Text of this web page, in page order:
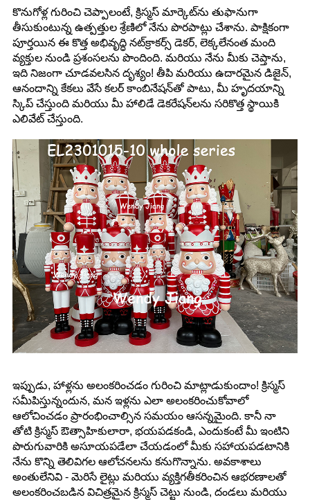
కొనుగోళ్ల గురించి చెప్పాలంటే, క్రిస్మస్ మార్కెట్‌ను తుఫానుగా
తీసుకుంటున్న ఉత్పత్తుల శ్రేణిలో నేను పొరపాట్లు చేశాను. పాక్షికంగా
పూర్తయిన ఈ కొత్త అభివృద్ధి నట్‌క్రాకర్స్ డెకర్, లెక్కలేనంత మంది
వ్యక్తుల నుండి ప్రశంసలను పొందింది. మరియు నేను మీకు చెప్తాను,
ఇది నిజంగా చూడవలసిన దృశ్యం! తీపి మరియు ఉదారమైన డిజైన్,
ఆనందాన్ని కేకలు వేసే కలర్ కాంబినేషన్‌తో పాటు, మీ హృదయాన్ని
స్కిప్ చేస్తుంది మరియు మీ హాలిడే డెకరేషన్‌లను సరికొత్త స్థాయికి
ఎలివేట్ చేస్తుంది.
ఇప్పుడు, హాళ్లను అలంకరించడం గురించి మాట్లాడుకుందాం! క్రిస్మస్
సమీపిస్తున్నందున, మన ఇళ్లను ఎలా అలంకరించుకోవాలో
ఆలోచించడం ప్రారంభించాల్సిన సమయం ఆసన్నమైంది. కానీ నా
తోటి క్రిస్మస్ ఔత్సాహికులారా, భయపడకండి, ఎందుకంటే మీ ఇంటిని
పొరుగువారికి అసూయపడేలా చేయడంలో మీకు సహాయపడటానికి
నేను కొన్ని తెలివిగల ఆలోచనలను కనుగొన్నాను. అవకాశాలు
అంతులేనివి - మెరిసే లైట్లు మరియు వ్యక్తిగతీకరించిన ఆభరణాలతో
అలంకరించబడిన విచిత్రమైన క్రిస్మస్ చెట్టు నుండి, దండలు మరియు